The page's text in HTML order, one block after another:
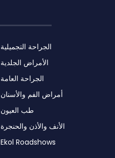
الجراحة التجميلية
الأمراض الجلدية
الجراحة العامة
أمراض الفم والأسنان
طب العيون
الأنف والأذن والحنجرة
Ekol Roadshows